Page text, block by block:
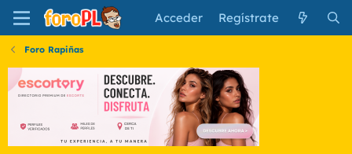
Acceder Regístrate
Foro Rapiñas